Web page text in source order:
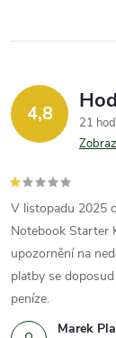
4,8
21
Marek
V listopadu 2025
Notebook Starter
upozornění na
platby se
peníze.